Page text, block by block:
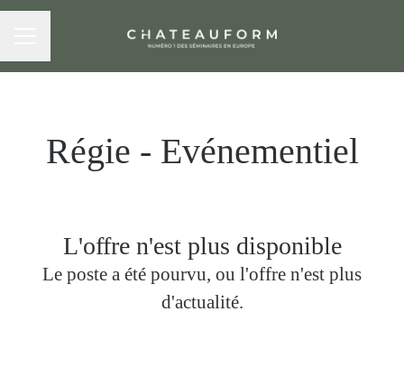
Régie - Evénementiel
L'offre n'est plus disponible
Le poste a été pourvu, ou l'offre n'est plus
d'actualité.